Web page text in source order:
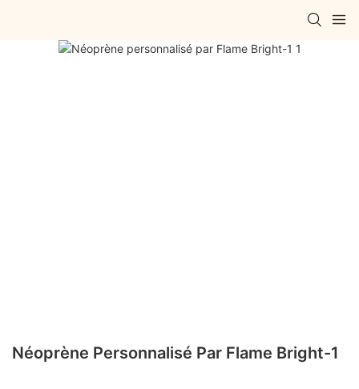
Néoprène Personnalisé Par Flame Bright-1